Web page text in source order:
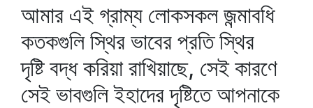
আমার এই গ্রাম্য লোকসকল জন্মাবধি
কতকগুলি স্থির ভাবের প্রতি স্থির
দৃষ্টি বদ্ধ করিয়া রাখিয়াছে, সেই কারণে
সেই ভাবগুলি ইহাদের দৃষ্টিতে আপনাকে